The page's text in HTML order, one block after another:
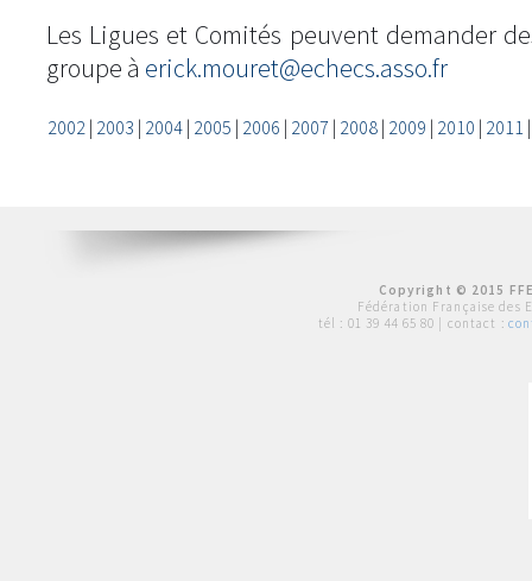
Les Ligues et Comités peuvent demander
groupe à erick.mouret@echecs.asso.fr
2002| 2003 | 2004| 2005 | 2006 | 2007 | 2008| 2009 | 2010 | 2011
Copyright © 2015
Fédération Française des
tél : 01 39 44 65 80 | contact :